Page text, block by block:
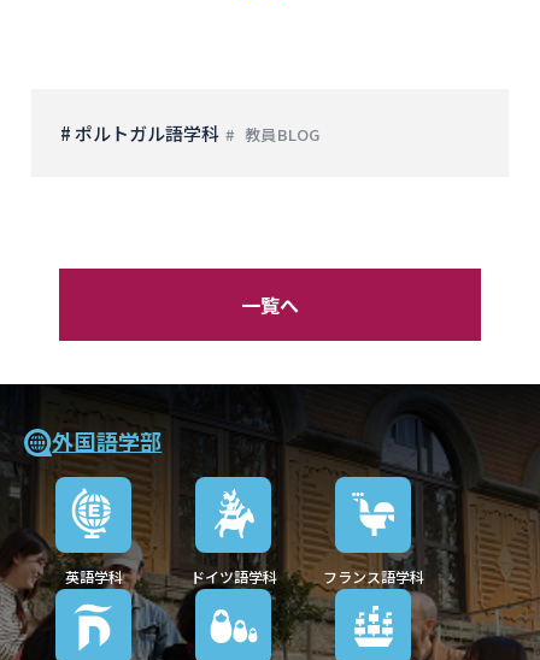
# ポルトガル語学科 教員BLOG
一覧へ
外国語学部
英語学科 ドイツ語学科 フランス語学科